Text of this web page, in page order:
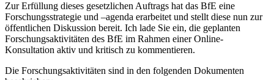
Zur Erfüllung dieses gesetzlichen Auftrags hat das BfE eine
Forschungsstrategie und –agenda erarbeitet und stellt diese nun zur
öffentlichen Diskussion bereit. Ich lade Sie ein, die geplanten
Forschungsaktivitäten des BfE im Rahmen einer Online-
Konsultation aktiv und kritisch zu kommentieren.
Die Forschungsaktivitäten sind in den folgenden Dokumenten